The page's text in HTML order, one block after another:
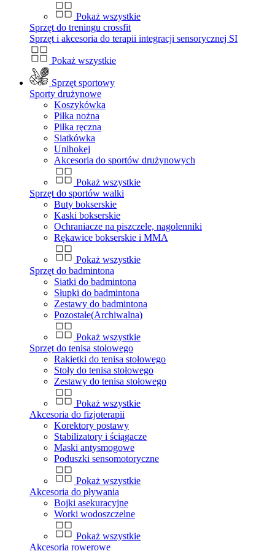
Pokaż wszystkie
Sprzęt do treningu crossfit
Sprzęt i akcesoria do terapii integracji sensorycznej SI
Pokaż wszystkie
Sprzęt sportowy
Sporty drużynowe
Koszykówka
Piłka nożna
Piłka ręczna
Siatkówka
Unihokej
Akcesoria do sportów drużynowych
Pokaż wszystkie
Sprzęt do sportów walki
Buty bokserskie
Kaski bokserskie
Ochraniacze na piszczele, nagolenniki
Rękawice bokserskie i MMA
Pokaż wszystkie
Sprzęt do badmintona
Siatki do badmintona
Słupki do badmintona
Zestawy do badmintona
Pozostałe(Archiwalna)
Pokaż wszystkie
Sprzęt do tenisa stołowego
Rakietki do tenisa stołowego
Stoły do tenisa stołowego
Zestawy do tenisa stołowego
Pokaż wszystkie
Akcesoria do fizjoterapii
Korektory postawy
Stabilizatory i ściągacze
Maski antysmogowe
Poduszki sensomotoryczne
Pokaż wszystkie
Akcesoria do pływania
Bojki asekuracyjne
Worki wodoszczelne
Pokaż wszystkie
Akcesoria rowerowe